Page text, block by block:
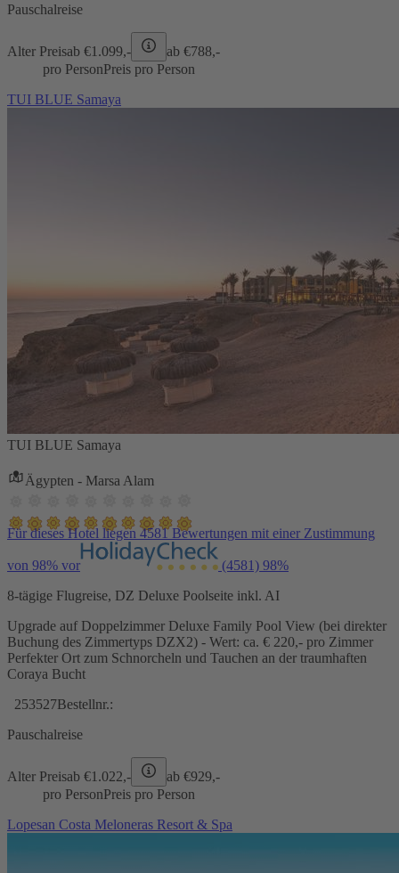
Pauschalreise
Alter Preisab €1.099,- ab €788,-
pro PersonPreis pro Person
TUI BLUE Samaya
TUI BLUE Samaya
Ägypten - Marsa Alam
Für dieses Hotel liegen 4581 Bewertungen mit einer Zustimmung
von 98% vor (4581) 98%
8-tägige Flugreise, DZ Deluxe Poolseite inkl. AI
Upgrade auf Doppelzimmer Deluxe Family Pool View (bei direkter
Buchung des Zimmertyps DZX2) - Wert: ca. € 220,- pro Zimmer
Perfekter Ort zum Schnorcheln und Tauchen an der traumhaften
Coraya Bucht
253527Bestellnr.:
Pauschalreise
Alter Preisab €1.022,- ab €929,-
pro PersonPreis pro Person
Lopesan Costa Meloneras Resort & Spa